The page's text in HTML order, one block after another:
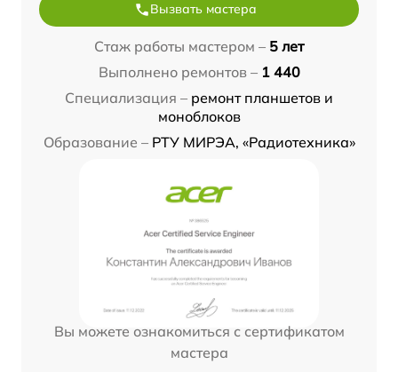
Вызвать мастера
Стаж работы мастером – 5 лет
Выполнено ремонтов – 1 440
Специализация – ремонт планшетов и
моноблоков
Образование – РТУ МИРЭА, «Радиотехника»
Вы можете ознакомиться с сертификатом
мастера